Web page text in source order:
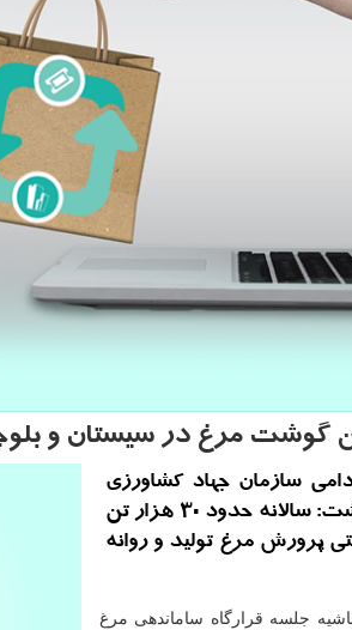
دامی سازمان جهاد کشاورزی
سیستان و بلوچستان اظهار داشت: سالانه حدود ۳۰ هزار تن
واحد صنعتی پرورش مرغ تولید و روانه
جلسه قرارگاه ساماندهی مرغ